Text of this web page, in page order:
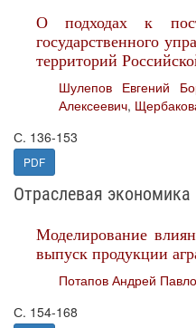
О подходах к
государственного
территорий
Шулепов Евгений
Алексеевич,
С. 136-153
PDF
Отраслевая экономика
Моделирование
выпуск продукции
Потапов Андрей
С. 154-168